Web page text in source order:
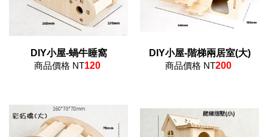
DIY小屋-蝸牛睡窩
商品價格 NT120
DIY小屋-階梯兩居室(大)
商品價格 NT200